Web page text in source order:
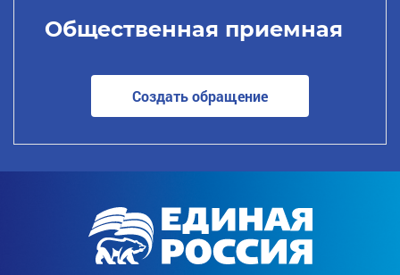
Общественная приемная
Создать обращение